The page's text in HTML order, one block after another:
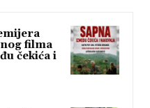
filma
čekića i